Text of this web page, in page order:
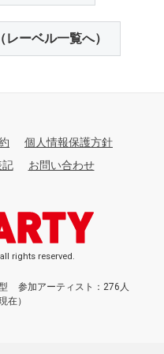
ーベル一覧へ）
個人情報保護方針
お問い合わせ
rights reserved.
参加アーティスト：276人
在）